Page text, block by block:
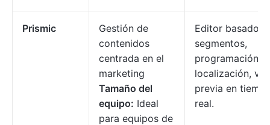
Prismic
Gestión de
contenidos
centrada en el
marketing
Tamaño del
equipo: Ideal
para equipos de
Editor basado
segmentos,
programación,
localización,
previa en
real.